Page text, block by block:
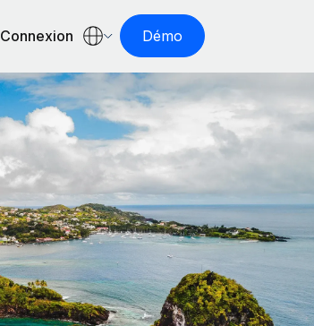
Connexion Démo